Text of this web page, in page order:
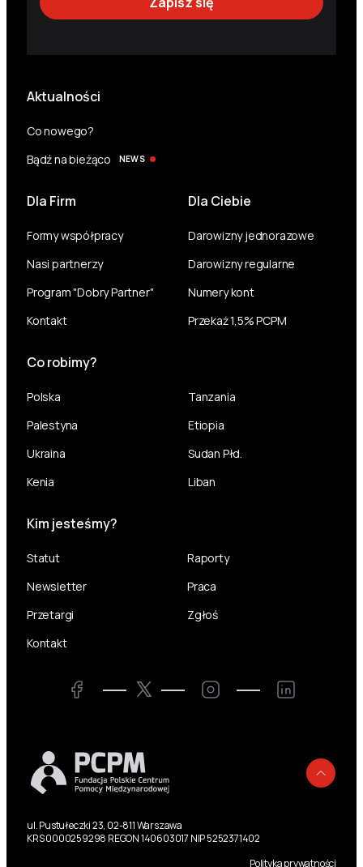
Aktualności
Co nowego?
Bądź na bieżąco
NEWS
Dla Firm
Formy współpracy
Nasi partnerzy
Program "Dobry Partner"
Kontakt
Dla Ciebie
Darowizny jednorazowe
Darowizny regularne
Numery kont
Przekaż 1,5% PCPM
Co robimy?
Polska
Palestyna
Ukraina
Kenia
Tanzania
Etiopia
Sudan Płd.
Liban
Kim jesteśmy?
Statut
Raporty
Newsletter
Praca
Przetargi
Zgłoś
Kontakt
Facebook Twitter Instagram LinkedIn
ul. Pustułeczki 23, 02-811 Warszawa
KRS 0000259298 REGON 140603017 NIP 5252371402
Polityka prywatności